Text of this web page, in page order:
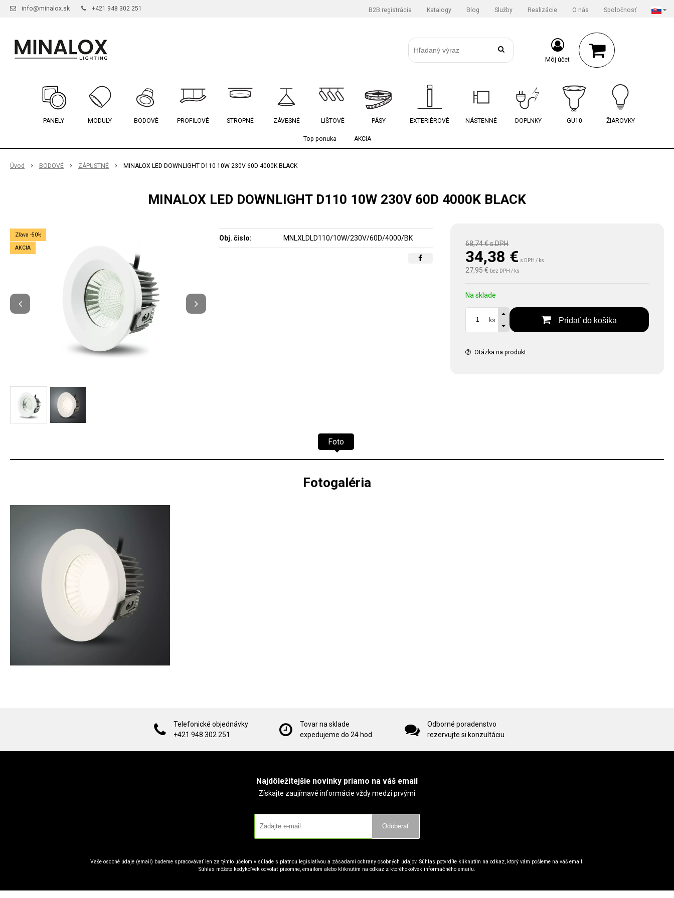
info@minalox.sk +421 948 302 251 B2B registrácia Katalogy Blog Služby Realizácie O nás Spoločnosť
Môj účet
PANELY MODULY BODOVÉ PROFILOVÉ STROPNÉ ZÁVESNÉ LIŠTOVÉ PÁSY EXTERIÉROVÉ NÁSTENNÉ DOPLNKY GU10 ŽIAROVKY
Top ponuka AKCIA
Úvod BODOVÉ ZÁPUSTNÉ MINALOX LED DOWNLIGHT D110 10W 230V 60D 4000K BLACK
MINALOX LED DOWNLIGHT D110 10W 230V 60D 4000K BLACK
Zľava -50%
AKCIA
68,74 €s DPH
34,38 € s DPH / ks
27,95 € bez DPH / ks
Na sklade
ks Pridať do košíka
Otázka na produkt
Obj. čislo: MNLXLDLD110/10W/230V/60D/4000/BK
Foto
Fotogaléria
Telefonické objednávky
+421 948 302 251
Tovar na sklade
expedujeme do 24 hod.
Odborné poradenstvo
rezervujte si konzultáciu
Najdôležitejšie novinky priamo na váš email
Získajte zaujímavé informácie vždy medzi prvými
Odoberať
Vaše osobné údaje (email) budeme spracovávať len za týmto účelom v súlade s platnou legislatívou a zásadami ochrany osobných údajov. Súhlas potvrdíte kliknutím na odkaz, ktorý vám pošleme na váš email.
Súhlas môžete kedykoľvek odvolať písomne, emailom alebo kliknutím na odkaz z ktoréhokoľvek informačného emailu.